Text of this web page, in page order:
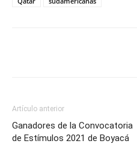
Artículo anterior
Ganadores de la Convocatoria
de Estímulos 2021 de Boyacá